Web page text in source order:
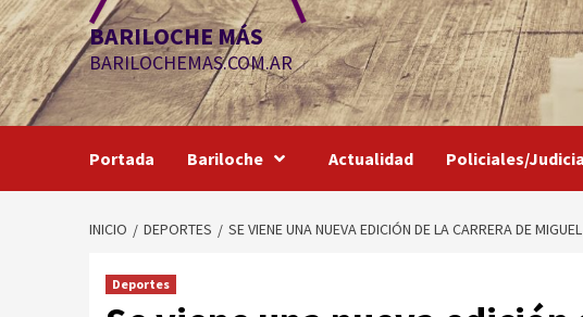
BARILOCHE MÁS
BARILOCHEMAS.COM.AR
Portada Bariloche Actualidad Policiales/
INICIO DEPORTES SE VIENE UNA NUEVA EDICIÓN DE LA CARRERA DE
Deportes